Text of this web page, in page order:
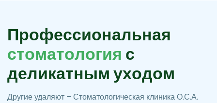
Профессиональная
стоматология с
деликатнымуходом
Другие удаляют – Стоматологическая клиника О.С.А.